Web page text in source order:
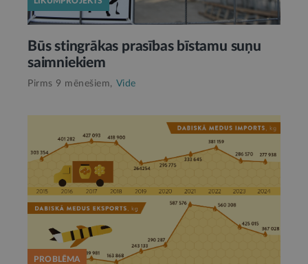
Būs stingrākas prasības bīstamu suņu
saimniekiem
Pirms 9 mēnešiem, Vide
PROBLĒMA